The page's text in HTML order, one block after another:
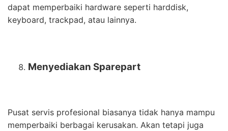
dapat memperbaiki hardware seperti harddisk,
keyboard, trackpad, atau lainnya.
Menyediakan Sparepart
Pusat servis profesional biasanya tidak hanya mampu
memperbaiki berbagai kerusakan. Akan tetapi juga